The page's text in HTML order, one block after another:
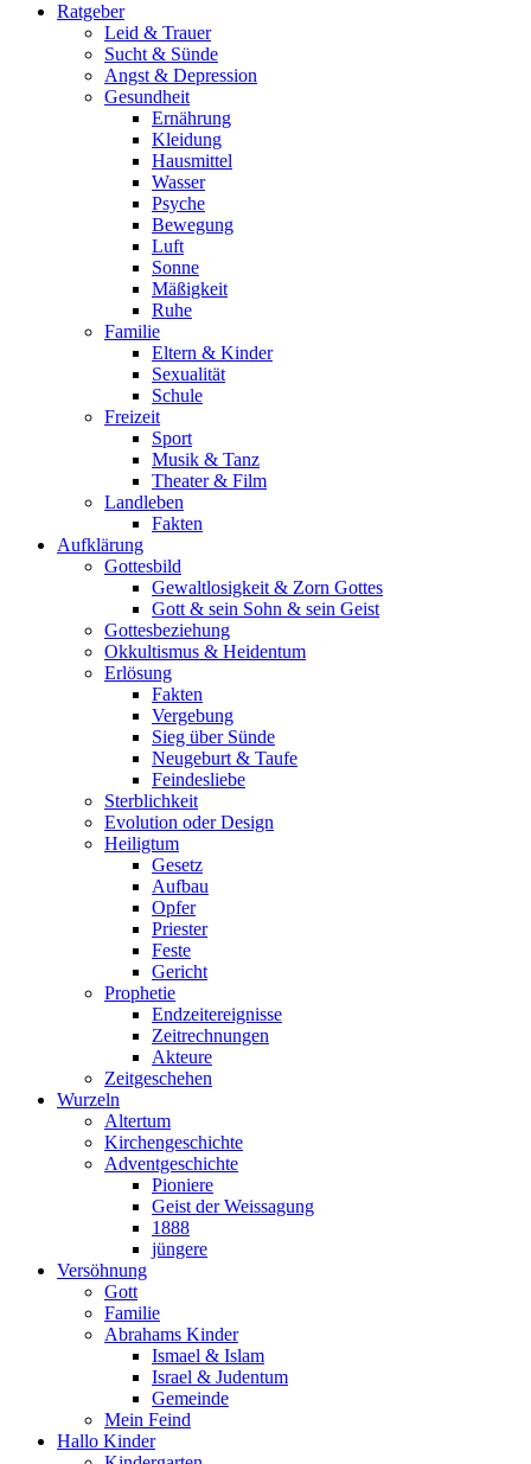
Ratgeber
Leid & Trauer
Sucht & Sünde
Angst & Depression
Gesundheit
Ernährung
Kleidung
Hausmittel
Wasser
Psyche
Bewegung
Luft
Sonne
Mäßigkeit
Ruhe
Familie
Eltern & Kinder
Sexualität
Schule
Freizeit
Sport
Musik & Tanz
Theater & Film
Landleben
Fakten
Aufklärung
Gottesbild
Gewaltlosigkeit & Zorn Gottes
Gott & sein Sohn & sein Geist
Gottesbeziehung
Okkultismus & Heidentum
Erlösung
Fakten
Vergebung
Sieg über Sünde
Neugeburt & Taufe
Feindesliebe
Sterblichkeit
Evolution oder Design
Heiligtum
Gesetz
Aufbau
Opfer
Priester
Feste
Gericht
Prophetie
Endzeitereignisse
Zeitrechnungen
Akteure
Zeitgeschehen
Wurzeln
Altertum
Kirchengeschichte
Adventgeschichte
Pioniere
Geist der Weissagung
1888
jüngere
Versöhnung
Gott
Familie
Abrahams Kinder
Ismael & Islam
Israel & Judentum
Gemeinde
Mein Feind
Hallo Kinder